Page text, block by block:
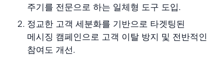
주기를 전문으로 하는 일체형 도구 도입.
정교한 고객 세분화를 기반으로 타겟팅된
메시징 캠페인으로 고객 이탈 방지 및 전반적인
참여도 개선.